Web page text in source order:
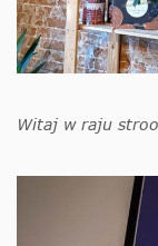
Witaj w raju